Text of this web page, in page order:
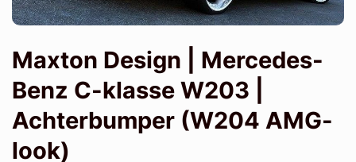
Maxton Design | Mercedes-
Benz C-klasse W203 |
Achterbumper (W204 AMG-
look)